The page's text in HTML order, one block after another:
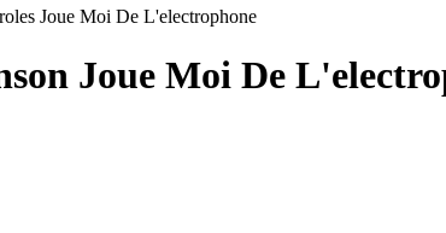
Joue Moi De L'electrophone
Joue Moi De